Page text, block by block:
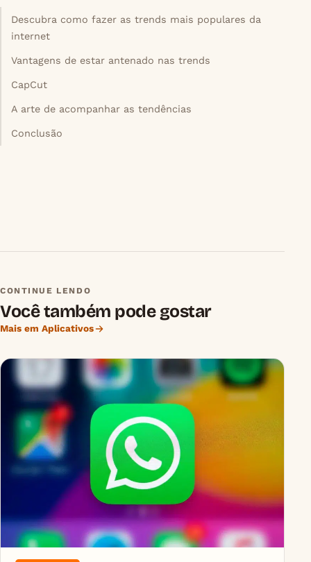
Descubra como fazer as trends mais populares da
internet
Vantagens de estar antenado nas trends
CapCut
A arte de acompanhar as tendências
Conclusão
CONTINUE LENDO
Você também pode gostar
Mais em Aplicativos